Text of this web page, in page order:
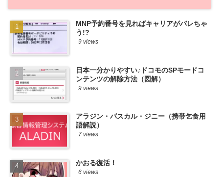
MNP予約番号を見ればキャリアがバレちゃ
う!?
9 views
日本一分かりやすい♪ドコモのSPモードコ
ンテンツの解除方法（図解）
9 views
アラジン・パスカル・ジニー（携帯乞食用
語解説）
7 views
かおる復活！
6 views